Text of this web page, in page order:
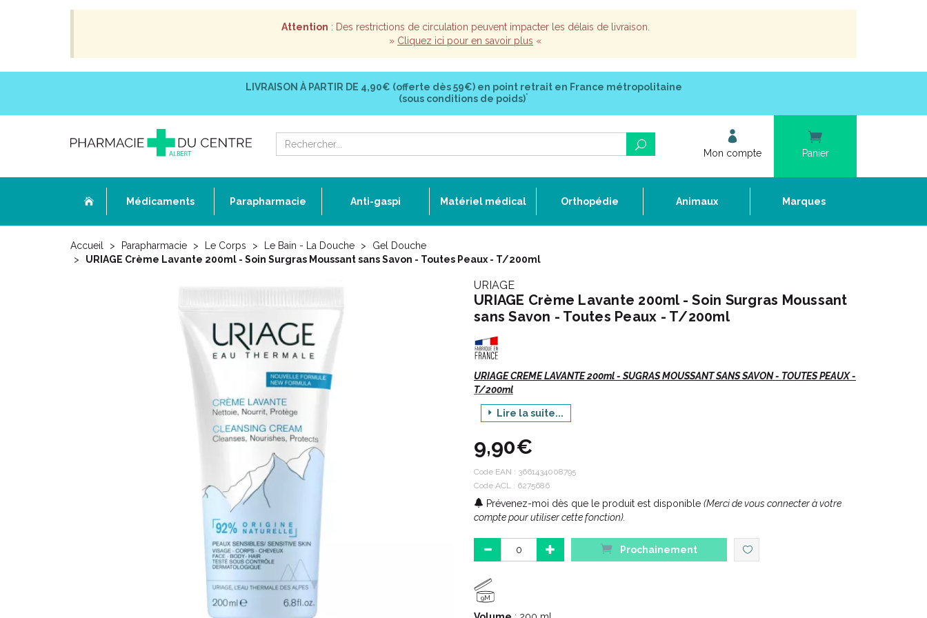
Attention : Des restrictions de circulation peuvent impacter les délais de livraison.
» Cliquez ici pour en savoir plus «
LIVRAISON À PARTIR DE 4,90€ (offerte dès 59€) en point retrait en France métropolitaine
(sous conditions de poids)*
Mon compte Panier
Médicaments Parapharmacie Anti-gaspi Matériel médical Orthopédie Animaux Marques
Accueil Parapharmacie Le Corps Le Bain - La Douche
Gel Douche
URIAGE Crème Lavante 200ml - Soin Surgras Moussant sans Savon - Toutes Peaux - T/200ml
URIAGE
URIAGE Crème Lavante 200ml - Soin Surgras Moussant
sans Savon - Toutes Peaux - T/200ml
URIAGE CREME LAVANTE 200ml - SUGRAS MOUSSANT SANS SAVON - TOUTES PEAUX -
T/200ml
Indications :
Hygiène pour peaux sensibles et délicates.
Adulte, enfant, nourrisson.
Description :
Très agréablement parfumé, ce soin 2 en 1 nettoyant et nourrissant laisse la peau
Lire la suite...
9,90€
Code EAN : 3661434008795
Code ACL : 6275686
Prévenez-moi dès que le produit est disponible (Merci de vous connecter à votre
compte pour utiliser cette fonction).
Prochainement
9M